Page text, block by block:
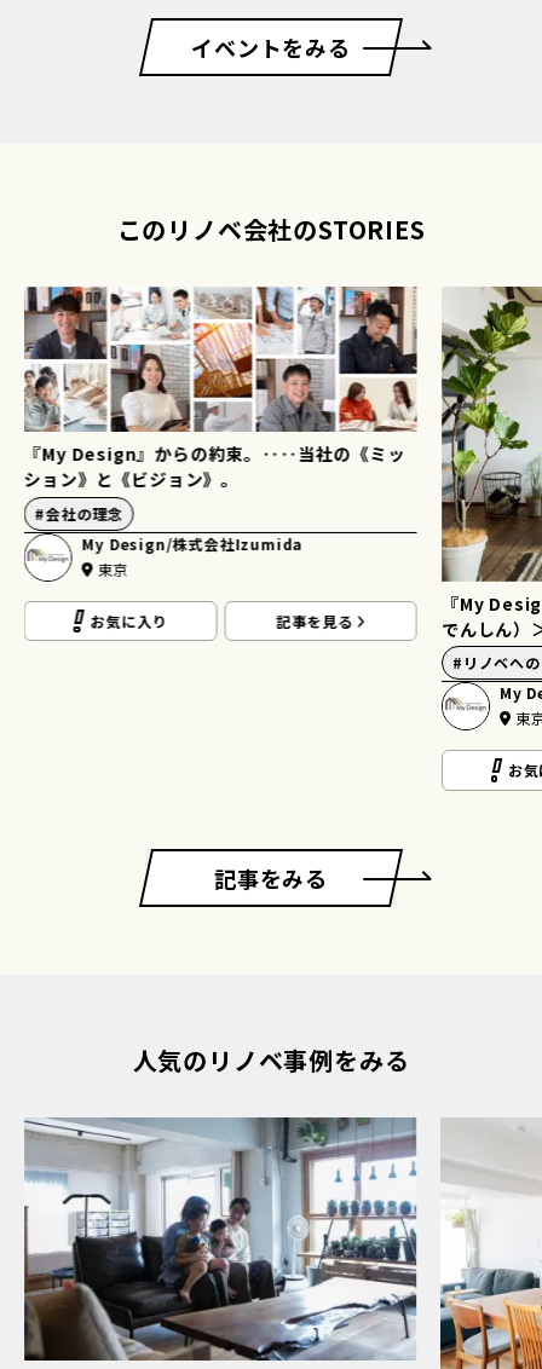
イベントをみる
このリノベ会社のSTORIES
『My Design』からの約束。‥‥当社の《ミッ
ション》と《ビジョン》。
#会社の理念
My Design/株式会社Izumida
東京
お気に入り 記事を見る
『My
でんしん）
# リノベへ
My
東
お
記事をみる
人気のリノベ事例をみる